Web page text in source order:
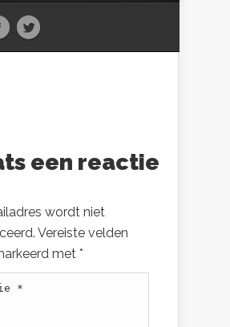
een reactie
wordt niet
Vereiste velden
met *